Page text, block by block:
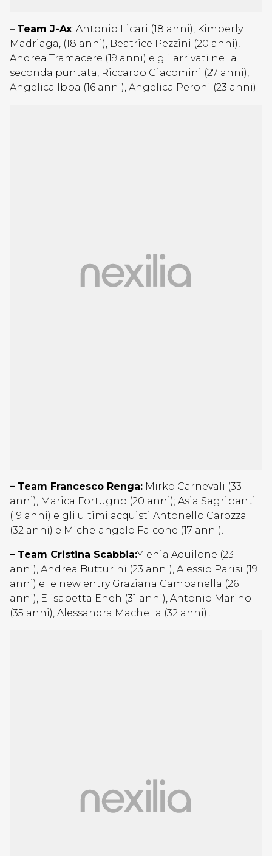
– Team J-Ax: Antonio Licari (18 anni), Kimberly
Madriaga, (18 anni), Beatrice Pezzini (20 anni),
Andrea Tramacere (19 anni) e gli arrivati nella
seconda puntata, Riccardo Giacomini (27 anni),
Angelica Ibba (16 anni), Angelica Peroni (23 anni).
– Team Francesco Renga: Mirko Carnevali (33
anni), Marica Fortugno (20 anni); Asia Sagripanti
(19 anni) e gli ultimi acquisti Antonello Carozza
(32 anni) e Michelangelo Falcone (17 anni).
– Team Cristina Scabbia:Ylenia Aquilone (23
anni), Andrea Butturini (23 anni), Alessio Parisi (19
anni) e le new entry Graziana Campanella (26
anni), Elisabetta Eneh (31 anni), Antonio Marino
(35 anni), Alessandra Machella (32 anni)..